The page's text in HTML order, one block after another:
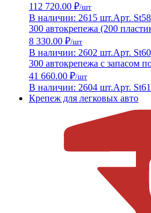
112 720.00 ₽/шт
В наличии: 2615 шт.Арт. St58
300 автокрепежа (200
8 330.00 ₽/шт
В наличии: 2602 шт.Арт. St60
300 автокрепежа с запасом
41 660.00 ₽/шт
В наличии: 2604 шт.Арт. St61
Крепеж для легковых авто